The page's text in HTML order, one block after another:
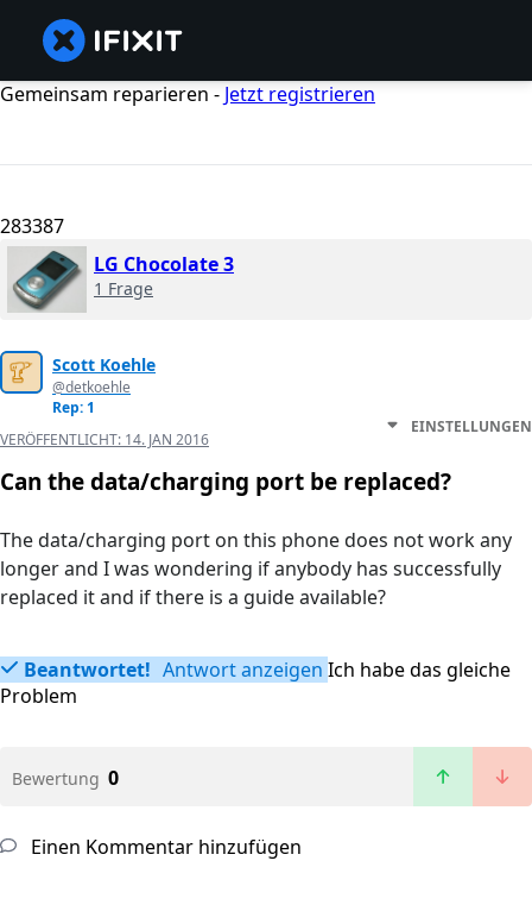
Gemeinsam reparieren - Jetzt registrieren
283387
LG Chocolate 3
1 Frage
Scott Koehle
@detkoehle
Rep: 1
VERÖFFENTLICHT: 14. JAN 2016
EINSTELLUNGEN
Can the data/charging port be replaced?
The data/charging port on this phone does not work any
longer and I was wondering if anybody has successfully
replaced it and if there is a guide available?
Beantwortet! Antwort anzeigen Ich habe das gleiche
Problem
Bewertung 0
Einen Kommentar hinzufügen